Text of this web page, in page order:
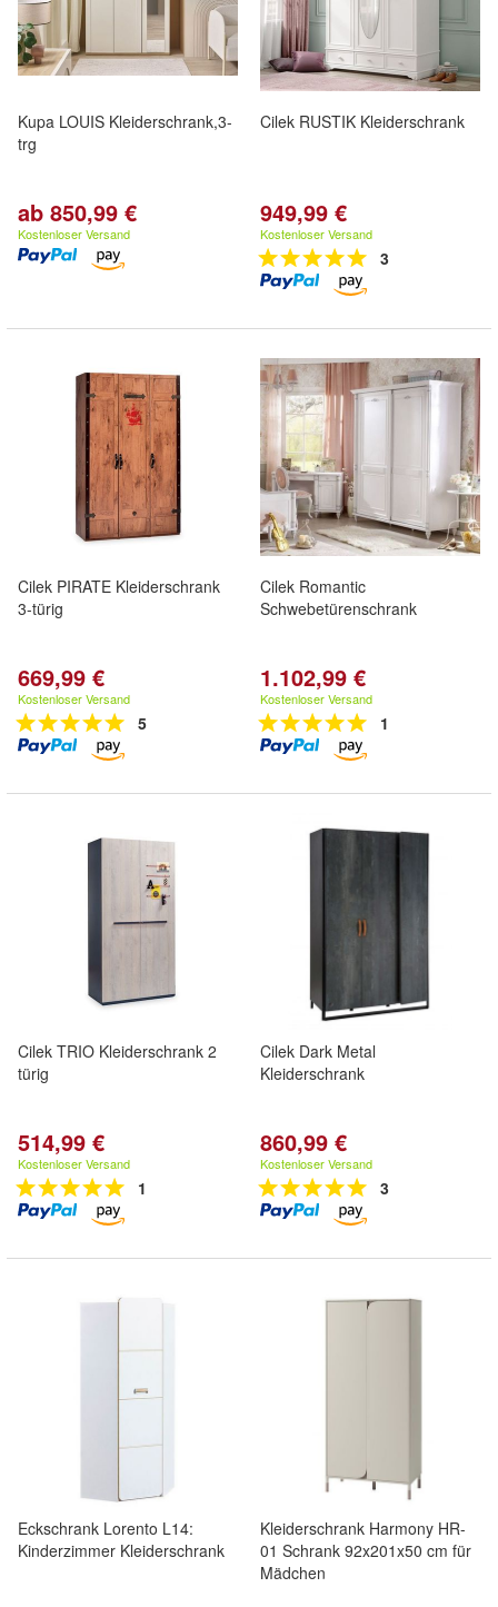
Kupa LOUIS Kleiderschrank,3-
trg
ab 850,99 €
Kostenloser Versand
Cilek RUSTIK Kleiderschrank
949,99 €
Kostenloser Versand
3
Cilek PIRATE Kleiderschrank
3-türig
669,99 €
Kostenloser Versand
5
Cilek Romantic
Schwebetürenschrank
1.102,99 €
Kostenloser Versand
1
Cilek TRIO Kleiderschrank 2
türig
514,99 €
Kostenloser Versand
1
Cilek Dark Metal
Kleiderschrank
860,99 €
Kostenloser Versand
3
Eckschrank Lorento L14:
Kinderzimmer Kleiderschrank
Kleiderschrank Harmony HR-
01 Schrank 92x201x50 cm für
Mädchen